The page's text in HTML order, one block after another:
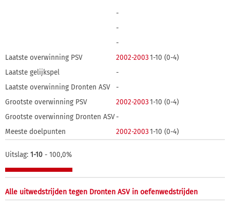
-
-
-
Laatste overwinning PSV
2002-20031-10 (0-4)
Laatste gelijkspel
-
Laatste overwinning Dronten ASV
-
Grootste overwinning PSV
2002-20031-10 (0-4)
Grootste overwinning Dronten ASV-
Meeste doelpunten
2002-20031-10 (0-4)
Uitslag: 1-10 - 100,0%
Alle uitwedstrijden tegen Dronten ASV in oefenwedstrijden